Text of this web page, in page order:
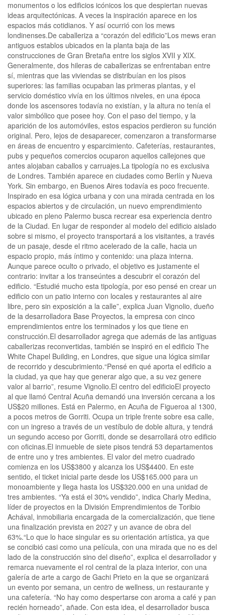
monumentos o los edificios icónicos los que despiertan nuevas
ideas arquitectónicas. A veces la inspiración aparece en los
espacios más cotidianos. Y así ocurrió con los mews
londinenses.De caballeriza a “corazón del edificio”Los mews eran
antiguos establos ubicados en la planta baja de las
construcciones de Gran Bretaña entre los siglos XVII y XIX.
Generalmente, dos hileras de caballerizas se enfrentaban entre
sí, mientras que las viviendas se distribuían en los pisos
superiores: las familias ocupaban las primeras plantas, y el
servicio doméstico vivía en los últimos niveles, en una época
donde los ascensores todavía no existían, y la altura no tenía el
valor simbólico que posee hoy. Con el paso del tiempo, y la
aparición de los automóviles, estos espacios perdieron su función
original. Pero, lejos de desaparecer, comenzaron a transformarse
en áreas de encuentro y esparcimiento. Cafeterías, restaurantes,
pubs y pequeños comercios ocuparon aquellos callejones que
antes alojaban caballos y carruajes.La tipología no es exclusiva
de Londres. También aparece en ciudades como Berlín y Nueva
York. Sin embargo, en Buenos Aires todavía es poco frecuente.
Inspirado en esa lógica urbana y con una mirada centrada en los
espacios abiertos y de circulación, un nuevo emprendimiento
ubicado en pleno Palermo busca recrear esa experiencia dentro
de la Ciudad. En lugar de responder al modelo del edificio aislado
sobre si mismo, el proyecto transportará a los visitantes, a través
de un pasaje, desde el ritmo acelerado de la calle, hacia un
espacio propio, más íntimo y contenido: una plaza interna.
Aunque parece oculto o privado, el objetivo es justamente el
contrario: invitar a los transeúntes a descubrir el corazón del
edificio. “Estudié mucho esta tipología, por eso pensé en crear un
edificio con un patio interno con locales y restaurantes al aire
libre, pero sin exposición a la calle”, explica Juan Vignolio, dueño
de la desarrolladora Base Proyectos, la empresa con cinco
emprendimientos entre los terminados y los que tiene en
construcción.El desarrollador agrega que además de las antiguas
caballerizas reconvertidas, también se inspiró en el edificio The
White Chapel Building, en Londres, que sigue una lógica similar
de recorrido y descubrimiento.“Pensé en qué aporta el edificio a
la ciudad, ya que hay que generar algo que, a su vez genere
valor al barrio”, resume Vignolio.El centro del edificioEl proyecto
al que llamó Central Acuña demandó una inversión cercana a los
US$20 millones. Está en Palermo, en Acuña de Figueroa al 1300,
a pocos metros de Gorriti. Ocupa un triple frente sobre esa calle,
con un ingreso a través de un vestíbulo de doble altura, y tendrá
un segundo acceso por Gorriti, donde se desarrollará otro edificio
con oficinas.El inmueble de siete pisos tendrá 53 departamentos
de entre uno y tres ambientes. El valor del metro cuadrado
comienza en los US$3800 y alcanza los US$4400. En este
sentido, el ticket inicial parte desde los US$165.000 para un
monoambiente y llega hasta los US$320.000 en una unidad de
tres ambientes. “Ya está el 30% vendido”, indica Charly Medina,
líder de proyectos en la División Emprendimientos de Toribio
Achával, inmobiliaria encargada de la comercialización, que tiene
una finalización prevista en 2027 y un avance de obra del
63%.“Lo que lo hace singular es su orientación artística, ya que
se concibió casi como una película, con una mirada que no es del
lado de la construcción sino del diseño”, explica el desarrollador y
remarca nuevamente el rol central de la plaza interior, con una
galería de arte a cargo de Gachi Prieto en la que se organizará
un evento por semana, un centro de wellness, un restaurante y
una cafetería. “No hay como despertarse con aroma a café y pan
recién horneado”, añade. Con esta idea, el desarrollador busca